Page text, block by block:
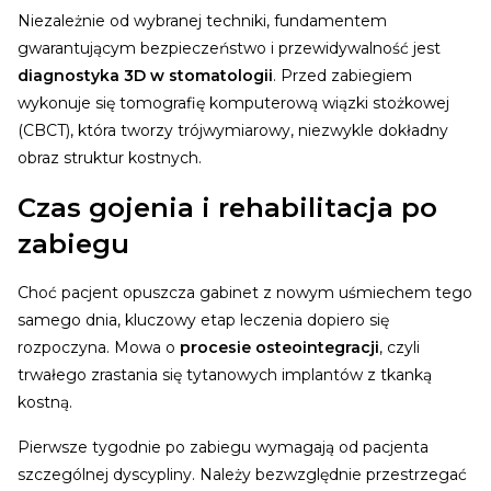
Niezależnie od wybranej techniki, fundamentem
gwarantującym bezpieczeństwo i przewidywalność jest
diagnostyka 3D w stomatologii. Przed zabiegiem
wykonuje się tomografię komputerową wiązki stożkowej
(CBCT), która tworzy trójwymiarowy, niezwykle dokładny
obraz struktur kostnych.
Czas gojenia i rehabilitacja po
zabiegu
Choć pacjent opuszcza gabinet z nowym uśmiechem tego
samego dnia, kluczowy etap leczenia dopiero się
rozpoczyna. Mowa o procesie osteointegracji, czyli
trwałego zrastania się tytanowych implantów z tkanką
kostną.
Pierwsze tygodnie po zabiegu wymagają od pacjenta
szczególnej dyscypliny. Należy bezwzględnie przestrzegać